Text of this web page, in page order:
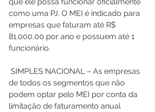
como uma PJ. O MEI é indicado para
empresas que faturam até R$
81.000,00 por ano e possuem até 1
funcionário.
de todos os segmentos que não
podem optar pelo MEI por conta da
limitação de faturamento anual